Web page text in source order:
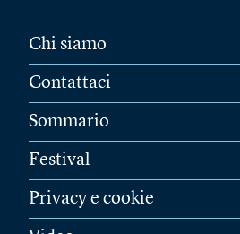
Chi siamo
Contattaci
Sommario
Festival
Privacy e cookie